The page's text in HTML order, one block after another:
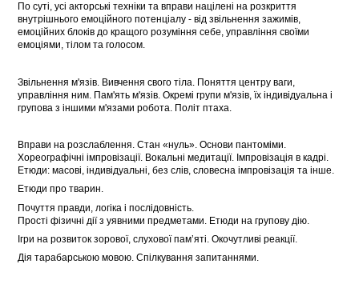
По суті, усі акторські техніки та вправи націлені на розкриття
внутрішнього емоційного потенціалу - від звільнення зажимів,
емоційних блоків до кращого розуміння себе, управління своїми
емоціями, тілом та голосом.
Звільнення м'язів. Вивчення свого тіла. Поняття центру ваги,
управління ним. Пам'ять м'язів. Окремі групи м'язів, їх індивідуальна і
групова з іншими м'язами робота. Політ птаха.
Вправи на розслаблення. Стан «нуль». Основи пантоміми.
Хореографічні імпровізації. Вокальні медитації. Імпровізація в кадрі.
Етюди: масові, індивідуальні, без слів, словесна імпровізація та інше.
Етюди про тварин.
Почуття правди, логіка і послідовність.
Прості фізичні дії з уявними предметами. Етюди на групову дію.
Ігри на розвиток зорової, слухової пам’яті. Окочутливі реакції.
Дія тарабарською мовою. Спілкування запитаннями.